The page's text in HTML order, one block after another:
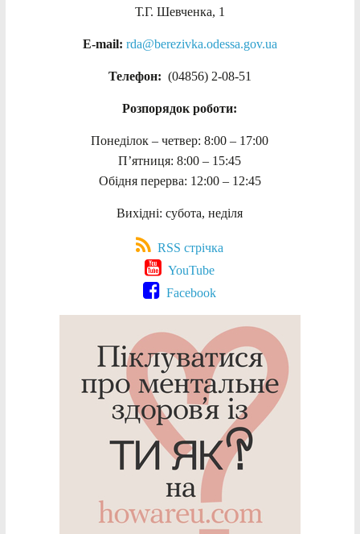
Т.Г. Шевченка, 1
E-mail: rda@berezivka.odessa.gov.ua
Телефон: (04856) 2-08-51
Розпорядок роботи:
Понеділок – четвер: 8:00 – 17:00
П’ятниця: 8:00 – 15:45
Обідня перерва: 12:00 – 12:45
Вихідні: субота, неділя
RSS стрічка
YouTube
Facebook